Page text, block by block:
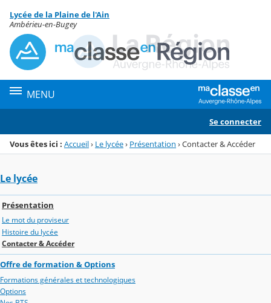
Menu de la rubrique
Contenu
Lycée de la Plaine de l'Ain
Ambérieu-en-Bugey
MENU
Se connecter
Vous êtes ici : Accueil› Le lycée› Présentation ›Contacter & Accéder
Le lycée
Présentation
Le mot du proviseur
Histoire du lycée
Contacter & Accéder
Offre de formation & Options
Formations générales et technologiques
Options